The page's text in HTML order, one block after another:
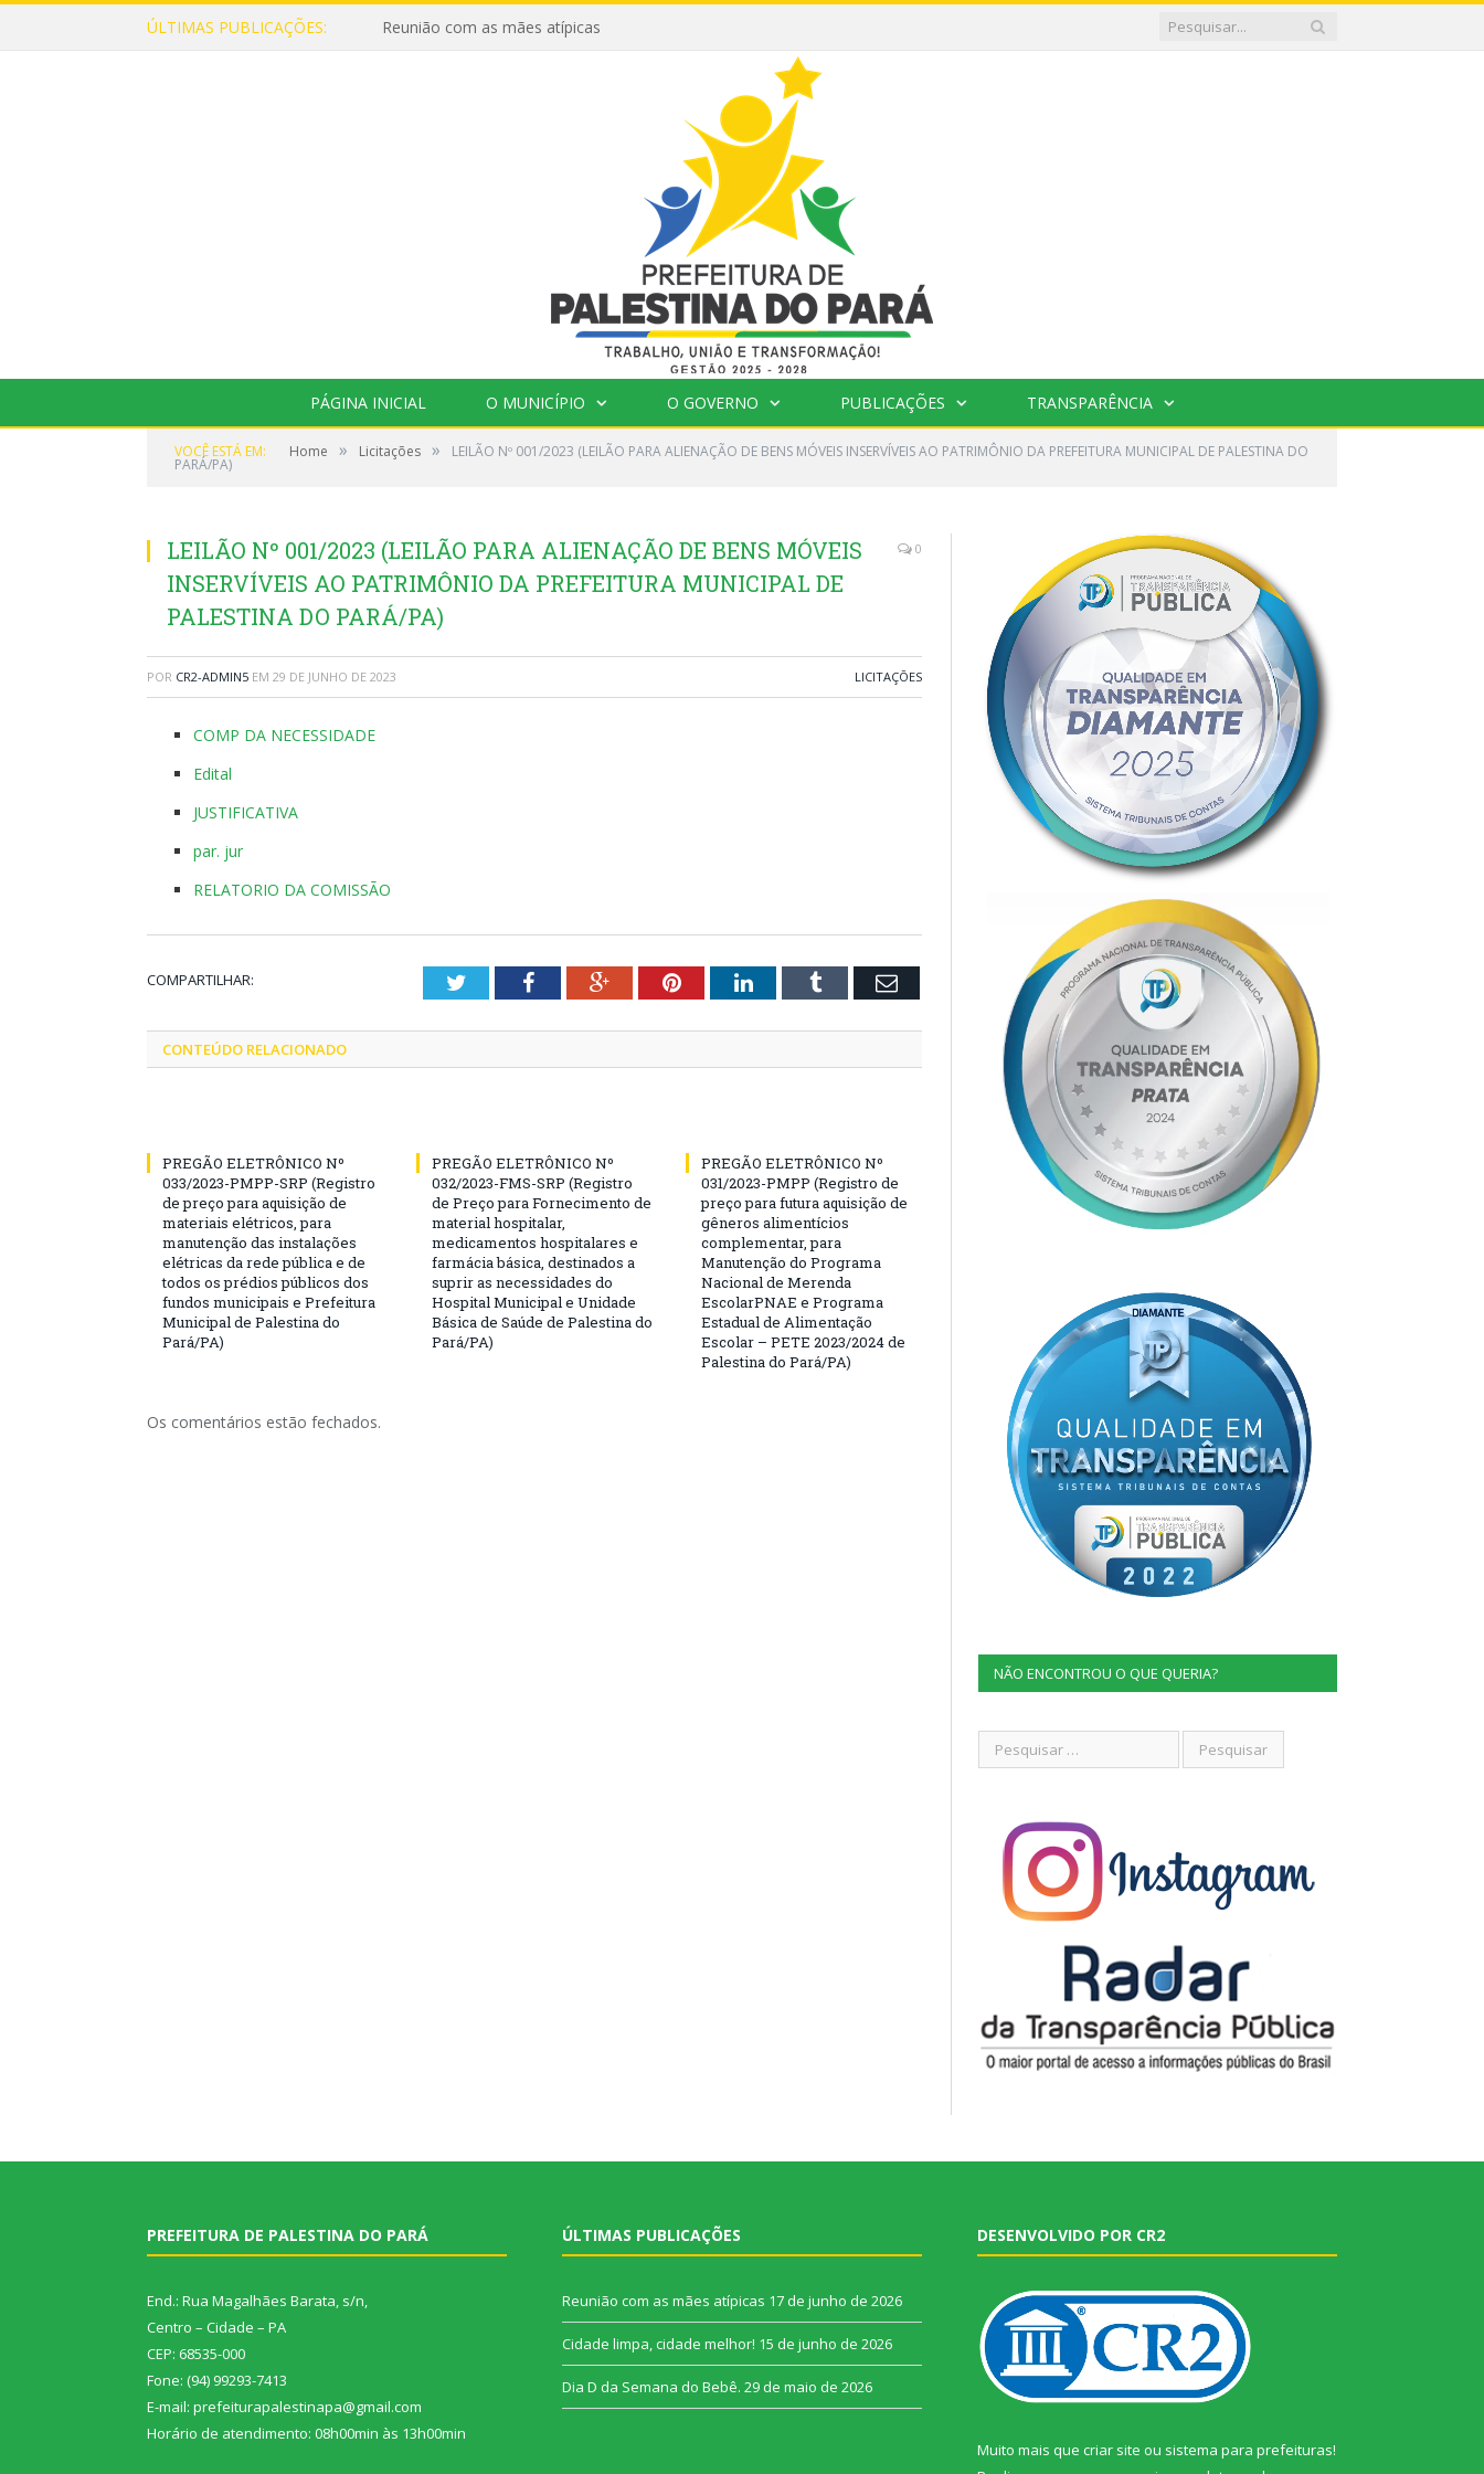
ÚLTIMAS PUBLICAÇÕES: Reunião com as mães atípicas
PÁGINA INICIAL O MUNICÍPIO O GOVERNO PUBLICAÇÕES TRANSPARÊNCIA
VOCÊ ESTÁ EM: Home » Licitações » LEILÃO Nº 001/2023 (LEILÃO PARA ALIENAÇÃO DE BENS MÓVEIS INSERVÍVEIS AO PATRIMÔNIO DA PREFEITURA MUNICIPAL DE PALESTINA DO
PARÁ/PA)
LEILÃO Nº 001/2023 (LEILÃO PARA ALIENAÇÃO DE BENS MÓVEIS
INSERVÍVEIS AO PATRIMÔNIO DA PREFEITURA MUNICIPAL DE
PALESTINA DO PARÁ/PA)
0
POR CR2-ADMIN5 EM 29 DE JUNHO DE 2023 LICITAÇÕES
COMP DA NECESSIDADE
Edital
JUSTIFICATIVA
par. jur
RELATORIO DA COMISSÃO
COMPARTILHAR: TwitterFacebookGoogle+PinterestLinkedInTumblr Email
CONTEÚDO RELACIONADO
PREGÃO ELETRÔNICO Nº
033/2023-PMPP-SRP (Registro
de preço para aquisição de
materiais elétricos, para
manutenção das instalações
elétricas da rede pública e de
todos os prédios públicos dos
fundos municipais e Prefeitura
Municipal de Palestina do
Pará/PA)
PREGÃO ELETRÔNICO Nº
032/2023-FMS-SRP (Registro
de Preço para Fornecimento de
material hospitalar,
medicamentos hospitalares e
farmácia básica, destinados a
suprir as necessidades do
Hospital Municipal e Unidade
Básica de Saúde de Palestina do
Pará/PA)
PREGÃO ELETRÔNICO Nº
031/2023-PMPP (Registro de
preço para futura aquisição de
gêneros alimentícios
complementar, para
Manutenção do Programa
Nacional de Merenda
EscolarPNAE e Programa
Estadual de Alimentação
Escolar – PETE 2023/2024 de
Palestina do Pará/PA)
Os comentários estão fechados.
NÃO ENCONTROU O QUE QUERIA?
PREFEITURA DE PALESTINA DO PARÁ
End.: Rua Magalhães Barata, s/n,
Centro – Cidade – PA
CEP: 68535-000
Fone: (94) 99293-7413
E-mail: prefeiturapalestinapa@gmail.com
Horário de atendimento: 08h00min às 13h00min
ÚLTIMAS PUBLICAÇÕES
Reunião com as mães atípicas 17 de junho de 2026
Cidade limpa, cidade melhor! 15 de junho de 2026
Dia D da Semana do Bebê. 29 de maio de 2026
DESENVOLVIDO POR CR2
Muito mais que criar site ou sistema para prefeituras!